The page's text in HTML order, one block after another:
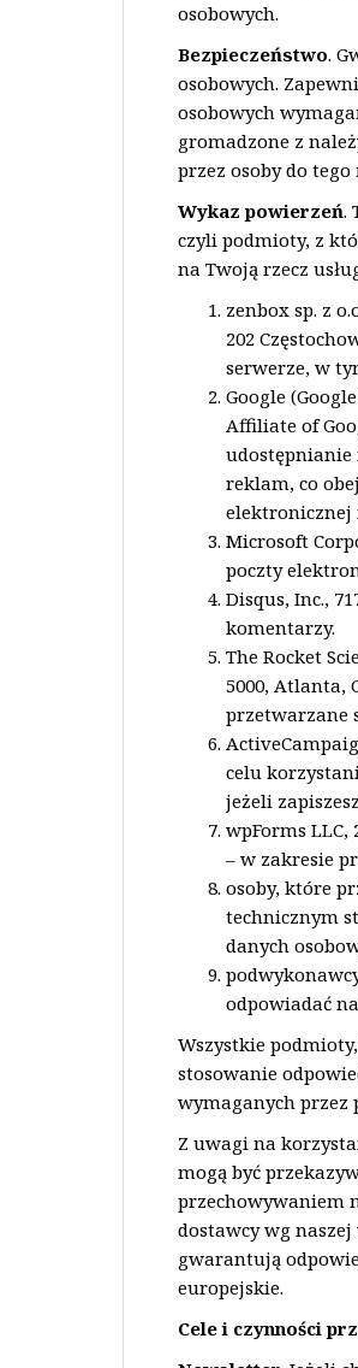
osobowych.
Bezpieczeństwo.
osobowych.
osobowych
gromadzone z
przez osoby do
Wykaz powierzeń.
czyli podmioty, z
na Twoją rzecz
zenbox sp. z
202
serwerze, w
Google
Affiliate of
udostępnianie
reklam, co
elektronicznej
Microsoft
poczty
Disqus, Inc.,
komentarzy.
The Rocket
5000, Atlanta,
przetwarzane
celu
jeżeli
wpForms LLC,
– w zakresie
osoby, które
technicznym
danych
odpowiadać
Wszystkie
stosowanie
wymaganych przez
Z uwagi na
mogą być
przechowywaniem
dostawcy wg
gwarantują
europejskie.
Cele i czynności